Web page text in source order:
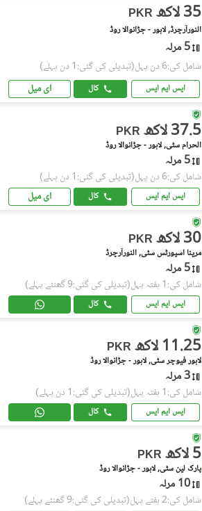
PKR 35 لاکھ
النورآرچرڈ, لاہور - جڑانوالا روڈ
5 مرلہ
شامل کی:6 دن پہل (تبدیلی کی گئی:1 دن پہلے)
ایس ایم ایس کال ای میل
PKR 37.5 لاکھ
الحرام سٹی, لاہور - جڑانوالا روڈ
5 مرلہ
شامل کی:6 دن پہل (تبدیلی کی گئی:1 دن پہلے)
ایس ایم ایس کال ای میل
PKR 30 لاکھ
مرینا اسپورٹس سٹی, النورآرچرڈ
5 مرلہ
شامل کی:1 ہفتہ پہل (تبدیلی کی گئی:9 گھنٹے پہلے)
ایس ایم ایس کال
PKR 11.25 لاکھ
لاہور فیوچر سٹی, لاہور - جڑانوالا روڈ
3 مرلہ
شامل کی:1 ہفتہ پہل (تبدیلی کی گئی:1 دن پہلے)
ایس ایم ایس کال
PKR 5 لاکھ
پارک لین سٹی, لاہور - جڑانوالا روڈ
10 مرلہ
شامل کی:2 ہفتے پہل (تبدیلی کی گئی:9 گھنٹے پہلے)